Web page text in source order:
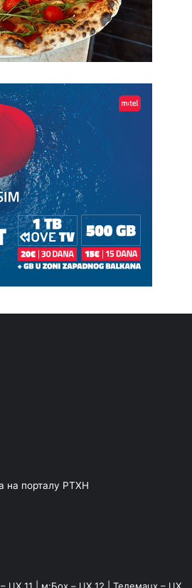
на порталу РТХН
– ЦХ 11 | м:Боx – ЦХ 12 | Телемацх – ЦХ